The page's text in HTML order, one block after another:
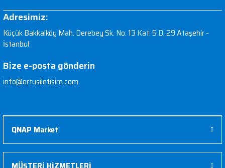
Adresimiz:
Küçük Bakkalköy Mah. Derebey Sk. No: 13 Kat: 5 D: 29 Ataşehir -
İstanbul
Bize e-posta gönderin
info@ortusiletisim.com
QNAP Market